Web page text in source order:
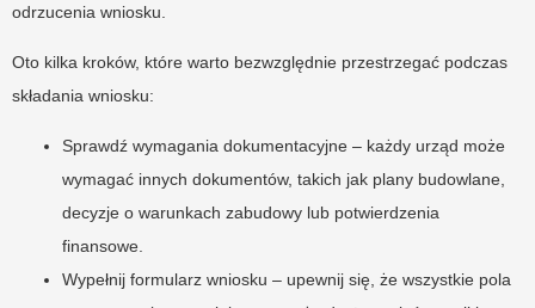
odrzucenia wniosku.
Oto kilka kroków, które warto bezwzględnie przestrzegać podczas
składania wniosku:
Sprawdź wymagania dokumentacyjne – każdy urząd może
wymagać innych dokumentów, takich jak plany budowlane,
decyzje o warunkach zabudowy lub potwierdzenia
finansowe.
Wypełnij formularz wniosku – upewnij się, że wszystkie pola